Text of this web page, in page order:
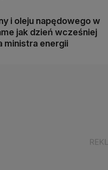
i oleju napędowego w
jak dzień wcześniej
ministra energii